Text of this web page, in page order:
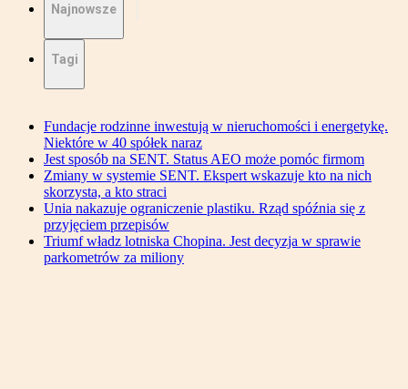
Najnowsze
Tagi
Fundacje rodzinne inwestują w nieruchomości i energetykę.
Niektóre w 40 spółek naraz
Jest sposób na SENT. Status AEO może pomóc firmom
Zmiany w systemie SENT. Ekspert wskazuje kto na nich
skorzysta, a kto straci
Unia nakazuje ograniczenie plastiku. Rząd spóźnia się z
przyjęciem przepisów
Triumf władz lotniska Chopina. Jest decyzja w sprawie
parkometrów za miliony